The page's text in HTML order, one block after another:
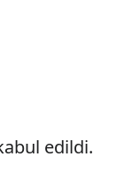
edildi.